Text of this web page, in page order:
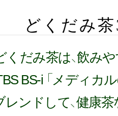
どくだみ
くだみ茶は、飲み
BS-i 「メディカ
ンドして、健康